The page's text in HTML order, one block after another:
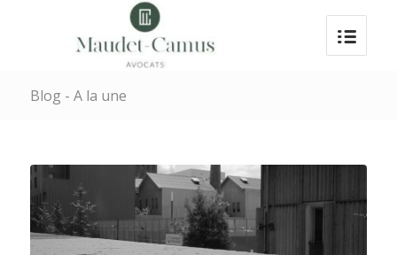
Blog - A la une